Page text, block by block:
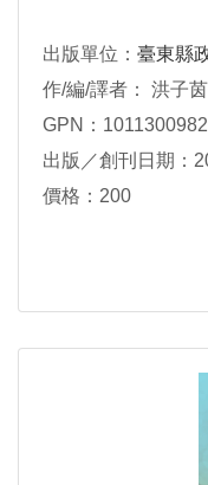
出版單位： 臺東縣
作/編/譯者： 洪子
GPN：1011300982
出版／創刊日期：
價格：200